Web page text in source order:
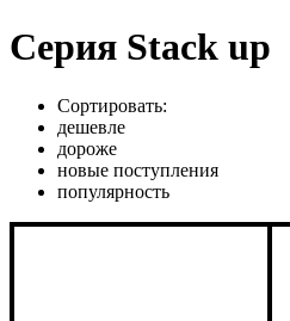
Серия Stack up
Сортировать:
дешевле
дороже
новые поступления
популярность